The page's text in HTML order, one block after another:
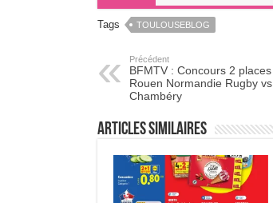
Tags TOULOUSEBLOG
Précédent
BFMTV : Concours 2 places
Rouen Normandie Rugby vs
Chambéry
Articles Similaires